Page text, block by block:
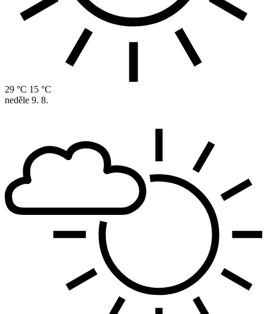
29 °C 15 °C
neděle 9. 8.